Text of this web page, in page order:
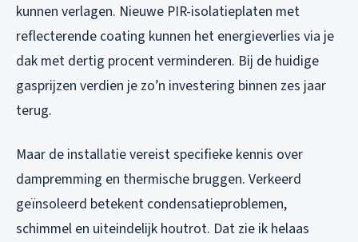
kunnen verlagen. Nieuwe PIR-isolatieplaten met
reflecterende coating kunnen het energieverlies via je
dak met dertig procent verminderen. Bij de huidige
gasprijzen verdien je zo’n investering binnen zes jaar
terug.
Maar de installatie vereist specifieke kennis over
dampremming en thermische bruggen. Verkeerd
geïnsoleerd betekent condensatieproblemen,
schimmel en uiteindelijk houtrot. Dat zie ik helaas